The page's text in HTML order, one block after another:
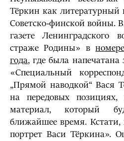
Тёркин как литературный
Советско-финской войны.
газете Ленинградского
страже Родины» в
года, где была напечатана
«Специальный
„Прямой наводкой“ Вася
на передовых позициях,
материал, который
ближайшее время.
портрет Васи Тёркина».